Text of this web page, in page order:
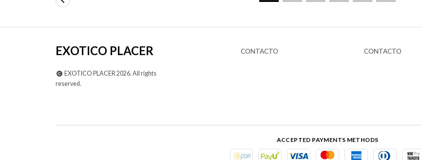
EXOTICO PLACER
EXOTICO PLACER 2026. All rights
reserved.
CONTACTO CONTACTO
ACCEPTED PAYMENTS METHODS